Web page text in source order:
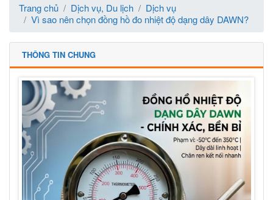
Trang chủ Dịch vụ, Du lịch
Dịch vụ
Vì sao nên chọn đồng hồ đo nhiệt độ dạng dây DAWN?
THÔNG TIN CHUNG